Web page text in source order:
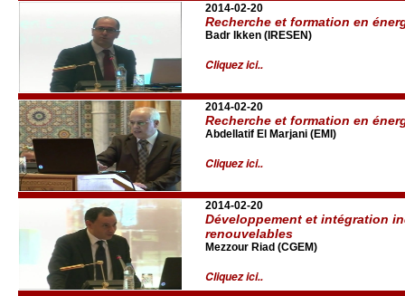
2014-02-20
Recherche et formation en
Badr Ikken (IRESEN)
Cliquez ici..
2014-02-20
Recherche et formation en
Abdellatif El Marjani (EMI)
Cliquez ici..
2014-02-20
Développement et intégration
renouvelables
Mezzour Riad (CGEM)
Cliquez ici..